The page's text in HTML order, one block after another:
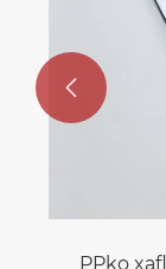
